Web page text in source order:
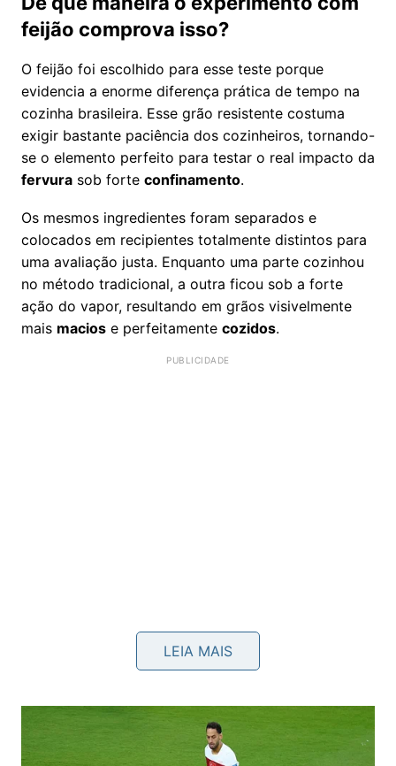
feijão comprova isso?
O feijão foi escolhido para esse teste porque
evidencia a enorme diferença prática de tempo na
cozinha brasileira. Esse grão resistente costuma
exigir bastante paciência dos cozinheiros, tornando-
se o elemento perfeito para testar o real impacto da
fervura sob forte confinamento.
Os mesmos ingredientes foram separados e
colocados em recipientes totalmente distintos para
uma avaliação justa. Enquanto uma parte cozinhou
no método tradicional, a outra ficou sob a forte
ação do vapor, resultando em grãos visivelmente
mais macios e perfeitamente cozidos.
De acordo com o video postado no canal do
Youtube do Manual do Mundo:
LEIA MAIS